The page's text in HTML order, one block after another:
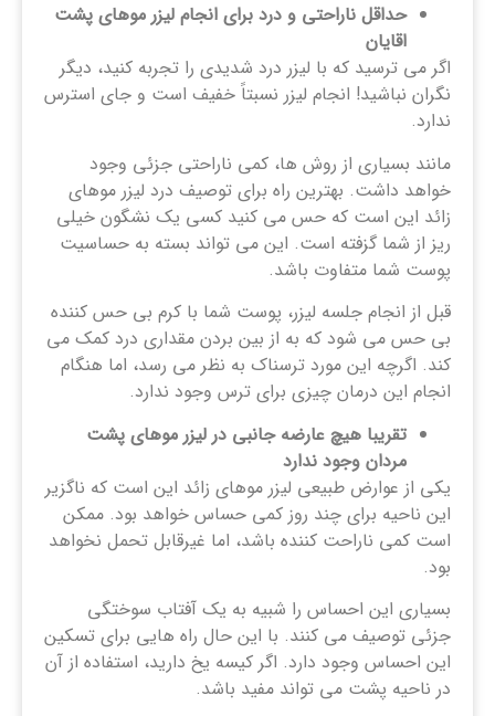
حداقل ناراحتی و درد برای انجام لیزر موهای پشت
اقایان
اگر می ترسید که با لیزر درد شدیدی را تجربه کنید، دیگر
نگران نباشید! انجام لیزر نسبتاً خفیف است و جای استرس
ندارد.
مانند بسیاری از روش ها، کمی ناراحتی جزئی وجود
خواهد داشت. بهترین راه برای توصیف درد لیزر موهای
زائد این است که حس می کنید کسی یک نشگون خیلی
ریز از شما گزفته است. این می تواند بسته به حساسیت
پوست شما متفاوت باشد.
قبل از انجام جلسه لیزر، پوست شما با کرم بی حس کننده
بی حس می شود که به از بین بردن مقداری درد کمک می
کند. اگرچه این مورد ترسناک به نظر می رسد، اما هنگام
انجام این درمان چیزی برای ترس وجود ندارد.
تقریبا هیچ عارضه جانبی در لیزر موهای پشت
مردان وجود ندارد
یکی از عوارض طبیعی لیزر موهای زائد این است که ناگزیر
این ناحیه برای چند روز کمی حساس خواهد بود. ممکن
است کمی ناراحت کننده باشد، اما غیرقابل تحمل نخواهد
بود.
بسیاری این احساس را شبیه به یک آفتاب سوختگی
جزئی توصیف می کنند. با این حال راه هایی برای تسکین
این احساس وجود دارد. اگر کیسه یخ دارید، استفاده از آن
در ناحیه پشت می تواند مفید باشد.